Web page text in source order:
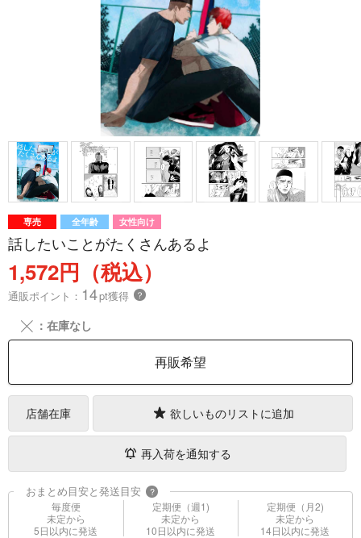
専売 全年齢 女性向け
話したいことがたくさんあるよ
1,572円（税込）
通販ポイント： 14pt獲得 ？
╳ ：在庫なし
再販希望
店舗在庫 欲しいものリストに追加
再入荷を通知する
おまとめ目安と発送目安 ?
毎度便
未定から
5日以内に発送
定期便（週1)
未定から
10日以内に発送
定期便（月2)
未定から
14日以内に発送